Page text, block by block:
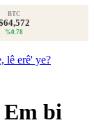
BTC
%0.78
lê erê' ye?
Em bi